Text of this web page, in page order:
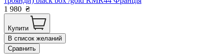
1 980 ₴
Купити
В список желаний
Сравнить